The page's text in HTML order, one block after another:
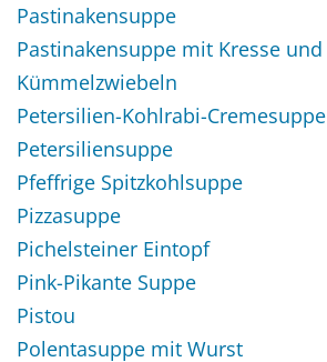
Pastinakensuppe
Pastinakensuppe mit Kresse und
Kümmelzwiebeln
Petersilien-Kohlrabi-Cremesuppe
Petersiliensuppe
Pfeffrige Spitzkohlsuppe
Pizzasuppe
Pichelsteiner Eintopf
Pink-Pikante Suppe
Pistou
Polentasuppe mit Wurst